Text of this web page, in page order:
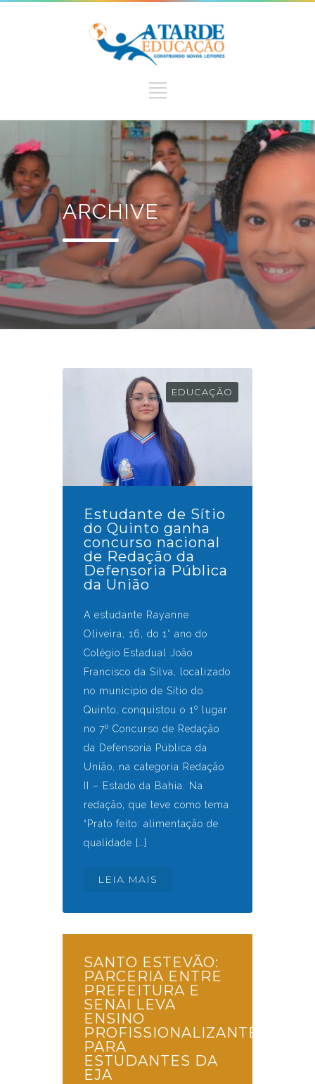
ARCHIVE
EDUCAÇÃO
Estudante de Sítio
do Quinto ganha
concurso nacional
de Redação da
Defensoria Pública
da União
A estudante Rayanne
Oliveira, 16, do 1° ano do
Colégio Estadual João
Francisco da Silva, localizado
no município de Sítio do
Quinto, conquistou o 1º lugar
no 7º Concurso de Redação
da Defensoria Pública da
União, na categoria Redação
II – Estado da Bahia. Na
redação, que teve como tema
“Prato feito: alimentação de
qualidade […]
LEIA MAIS
SANTO ESTEVÃO:
PARCERIA ENTRE
PREFEITURA E
SENAI LEVA
ENSINO
PROFISSIONALIZANTE
PARA
ESTUDANTES DA
EJA